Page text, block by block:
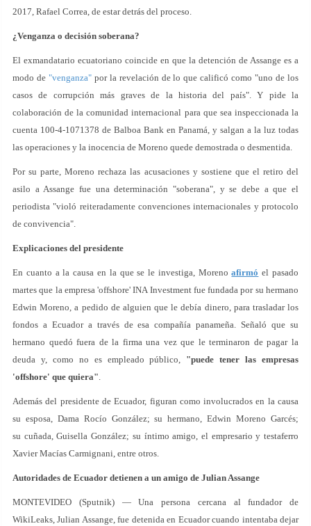
2017, Rafael Correa, de estar detrás del proceso.
¿Venganza o decisión soberana?
El exmandatario ecuatoriano coincide en que la detención de Assange es a
modo de "venganza"por la revelación de lo que calificó como "uno de los
casos de corrupción más graves de la historia del país". Y pide la
colaboración de la comunidad internacional para que sea inspeccionada la
cuenta 100-4-1071378 de Balboa Bank en Panamá, y salgan a la luz todas
las operaciones y la inocencia de Moreno quede demostrada o desmentida.
Por su parte, Moreno rechaza las acusaciones y sostiene que el retiro del
asilo a Assange fue una determinación "soberana", y se debe a que el
periodista "violó reiteradamente convenciones internacionales y protocolo
de convivencia".
Explicaciones del presidente
En cuanto a la causa en la que se le investiga, Morenoafirmó el pasado
martes que la empresa 'offshore' INA Investment fue fundada por su hermano
Edwin Moreno, a pedido de alguien que le debía dinero, para trasladar los
fondos a Ecuador a través de esa compañía panameña. Señaló que su
hermano quedó fuera de la firma una vez que le terminaron de pagar la
deuda y, como no es empleado público, "puede tener las empresas
'offshore' que quiera".
Además del presidente de Ecuador, figuran como involucrados en la causa
su esposa, Dama Rocío González; su hermano, Edwin Moreno Garcés;
su cuñada, Guisella González; su íntimo amigo, el empresario y testaferro
Xavier Macías Carmignani, entre otros.
Autoridades de Ecuador detienen a un amigo de Julian Assange
MONTEVIDEO (Sputnik) — Una persona cercana al fundador de
WikiLeaks, Julian Assange, fue detenida en Ecuador cuando intentaba dejar